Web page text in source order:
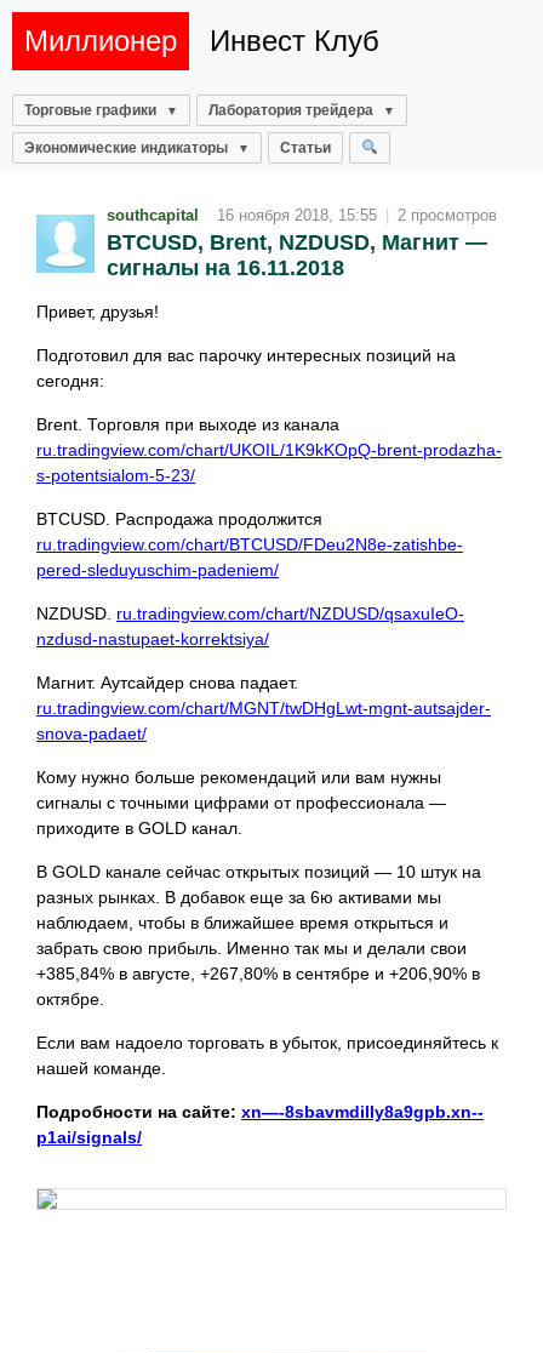
Миллионер Инвест Клуб
Торговые графики Лаборатория трейдера
Экономические индикаторы Статьи
southcapital 16 ноября 2018, 15:55 2 просмотров
BTCUSD, Brent, NZDUSD, Магнит —
сигналы на 16.11.2018
Привет, друзья!
Подготовил для вас парочку интересных позиций на
сегодня:
Brent. Торговля при выходе из канала
ru.tradingview.com/chart/UKOIL/1K9kKOpQ-brent-prodazha-
s-potentsialom-5-23/
BTCUSD. Распродажа продолжится
ru.tradingview.com/chart/BTCUSD/FDeu2N8e-zatishbe-
pered-sleduyuschim-padeniem/
NZDUSD. ru.tradingview.com/chart/NZDUSD/qsaxuIeO-
nzdusd-nastupaet-korrektsiya/
Магнит. Аутсайдер снова падает.
ru.tradingview.com/chart/MGNT/twDHgLwt-mgnt-autsajder-
snova-padaet/
Кому нужно больше рекомендаций или вам нужны
сигналы с точными цифрами от профессионала —
приходите в GOLD канал.
В GOLD канале сейчас открытых позиций — 10 штук на
разных рынках. В добавок еще за 6ю активами мы
наблюдаем, чтобы в ближайшее время открыться и
забрать свою прибыль. Именно так мы и делали свои
+385,84% в августе, +267,80% в сентябре и +206,90% в
октябре.
Если вам надоело торговать в убыток, присоединяйтесь к
нашей команде.
Подробности на сайте: xn—-8sbavmdilly8a9gpb.xn--
p1ai/signals/